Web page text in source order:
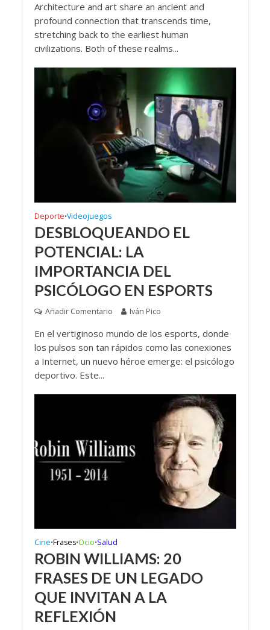
Architecture and art share an ancient and
profound connection that transcends time,
stretching back to the earliest human
civilizations. Both of these realms...
Deporte•Videojuegos
DESBLOQUEANDO EL
POTENCIAL: LA
IMPORTANCIA DEL
PSICÓLOGO EN ESPORTS
Añadir Comentario Iván Pico
En el vertiginoso mundo de los esports, donde
los pulsos son tan rápidos como las conexiones
a Internet, un nuevo héroe emerge: el psicólogo
deportivo. Este...
Cine•Frases•Ocio•Salud
ROBIN WILLIAMS: 20
FRASES DE UN LEGADO
QUE INVITAN A LA
REFLEXIÓN